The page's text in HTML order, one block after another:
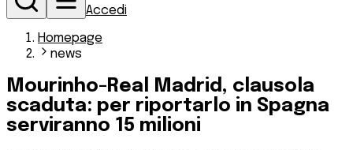
Accedi
Homepage
news
Mourinho-Real Madrid, clausola
scaduta: per riportarlo in Spagna
serviranno 15 milioni